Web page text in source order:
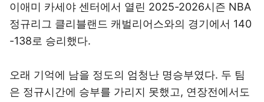
이애미 카세야 센터에서 열린 2025-2026시즌 NBA
정규리그 클리블랜드 캐벌리어스와의 경기에서 140
-138로 승리했다.
오래 기억에 남을 정도의 엄청난 명승부였다. 두 팀
은 정규시간에 승부를 가리지 못했고, 연장전에서도